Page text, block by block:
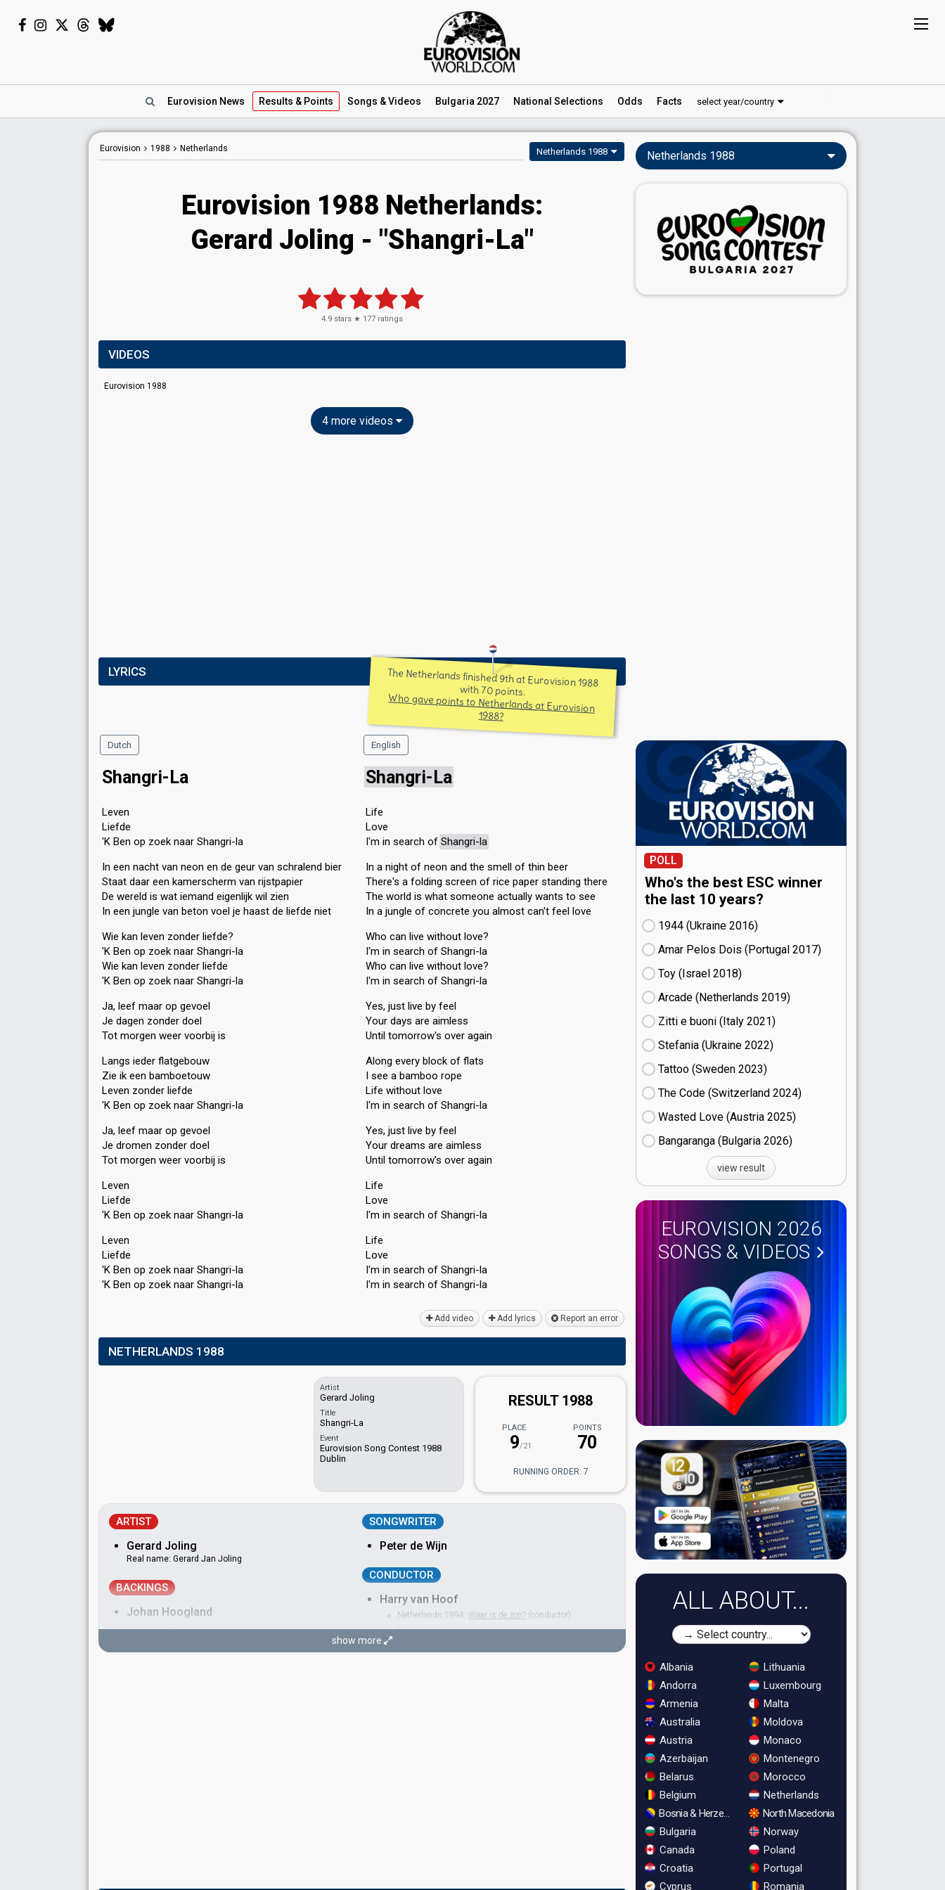
Eurovision News Results & Points Songs & Videos Bulgaria 2027 National Selections Odds Facts select year/country
Eurovision 1988 Netherlands Netherlands 1988
Eurovision 1988 Netherlands:
Gerard Joling - "Shangri-La"
4.9 stars ★ 177 ratings
VIDEOS
Eurovision 1988
4 more videos
LYRICS The Netherlands finished 9th at Eurovision 1988
with 70 points.
Who gave points to Netherlands at Eurovision
1988?
Dutch English
Shangri-La
Leven
Liefde
'K Ben op zoek naar Shangri-la
In een nacht van neon en de geur van schralend bier
Staat daar een kamerscherm van rijstpapier
De wereld is wat iemand eigenlijk wil zien
In een jungle van beton voel je haast de liefde niet
Wie kan leven zonder liefde?
'K Ben op zoek naar Shangri-la
Wie kan leven zonder liefde
'K Ben op zoek naar Shangri-la
Ja, leef maar op gevoel
Je dagen zonder doel
Tot morgen weer voorbij is
Langs ieder flatgebouw
Zie ik een bamboetouw
Leven zonder liefde
'K Ben op zoek naar Shangri-la
Ja, leef maar op gevoel
Je dromen zonder doel
Tot morgen weer voorbij iѕ
Leven
Liefde
'K Ben op zoek naar Shangri-la
Leven
Liefde
'K Ben op zoek naar Shangri-la
'K Ben op zoek naar Shangri-lа
Shangri-La
Life
Love
I'm in search of Shangri-la
In a night of neon and the smell of thin beer
There's a folding screen of rice paper standing there
The world is what someone actually wants to see
In a jungle of concrete you almost can't feel love
Who can live without love?
I'm in search of Shangri-la
Who can live without love?
I'm in search of Shangri-la
Yes, just live by feel
Your days are aimless
Until tomorrow's over again
Along every block of flats
I see a bamboo rope
Life without love
I'm in search of Shangri-la
Yes, just live by feel
Your dreams are aimless
Until tomorrow's over again
Life
Love
I'm in search of Shangri-la
Life
Love
I'm in search of Shangri-la
I'm in ѕearch of Shangri-lа
Add video Add lyrics Report an error
NETHERLANDS 1988
Artist
Gerard Joling
Title
Shangri-La
Event
Eurovision Song Contest 1988
Dublin
RESULT 1988
PLACE
9/21
POINTS
70
RUNNING ORDER: 7
ARTIST
Gerard Joling
Real name: Gerard Jan Joling
BACKINGS
Johan Hoogland
Justine Pelmelay
SONGWRITER
Peter de Wijn
CONDUCTOR
Harry van Hoof
Netherlands 1994: Waar is de zon? (conductor)
Netherlands 1993:Vrede(conductor)
Netherlands 1990:Ik wil alles met je delen(conductor)
show more
Netherlands 1988
POLL
Who's the best ESC winner
the last 10 years?
1944 (Ukraine
16)
Amar Pelos Dois (Portugal
17)
Toy (Israel
18)
Arcade (Netherlands
19)
Zitti e buoni​ (Italy
21)
Stefania (Ukraine
22)
Tattoo (Sweden
23)
The Code (Switzerland
24)
Wasted Love (Austria
25)
Bangaranga (Bulgaria
26)
view result
EUROVISION 2026
SONGS & VIDEOS
ALL ABOUT...
Albania
Andorra
Armenia
Australia
Austria
Azerbaijan
Belarus
Belgium
Bosnia & Herzegovina
Bulgaria
Canada
Croatia
Cyprus
Lithuania
Luxembourg
Malta
Moldova
Monaco
Montenegro
Morocco
Netherlands
North Macedonia
Norway
Poland
Portugal
Romania